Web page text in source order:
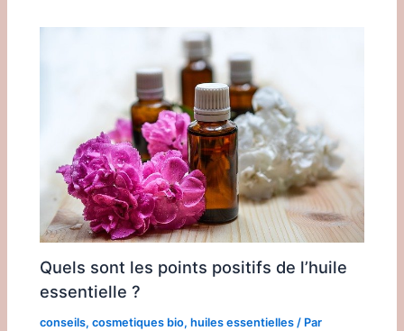
Quels sont les points positifs de l’huile
essentielle ?
conseils,cosmetiques bio,huiles essentielles / Par